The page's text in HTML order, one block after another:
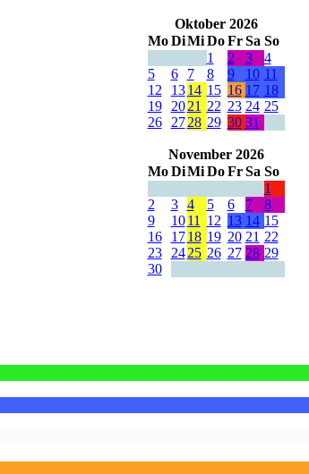
Oktober 2026
Mo DiMi Do Fr Sa So
1
2 3
4
5
6 7 8 9 10 11
12
13 14 15 16 17 18
19
20 21 22 23 24 25
26
27 28 29 30 31
November 2026
Mo DiMi Do Fr Sa So
1
2
3 4 5 6 7
8
9
10 11 12 13 14 15
16
17 18 19 20 21 22
23
24 25 26 27 28 29
30